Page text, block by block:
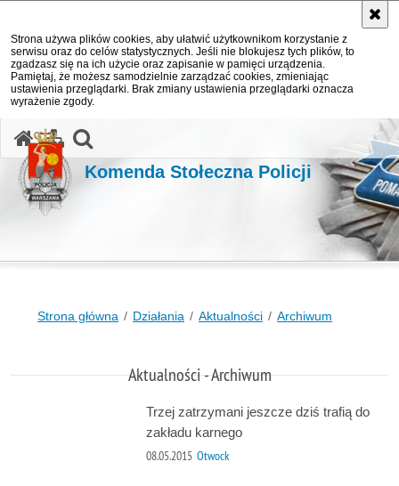
Strona używa plików cookies, aby ułatwić użytkownikom korzystanie z
serwisu oraz do celów statystycznych. Jeśli nie blokujesz tych plików, to
zgadzasz się na ich użycie oraz zapisanie w pamięci urządzenia.
Pamiętaj, że możesz samodzielnie zarządzać cookies, zmieniając
ustawienia przeglądarki. Brak zmiany ustawienia przeglądarki oznacza
wyrażenie zgody.
Komenda Stołeczna Policji
Strona główna Działania Aktualności Archiwum
Aktualności - Archiwum
Trzej zatrzymani jeszcze dziś trafią do
zakładu karnego
08.05.2015 Otwock